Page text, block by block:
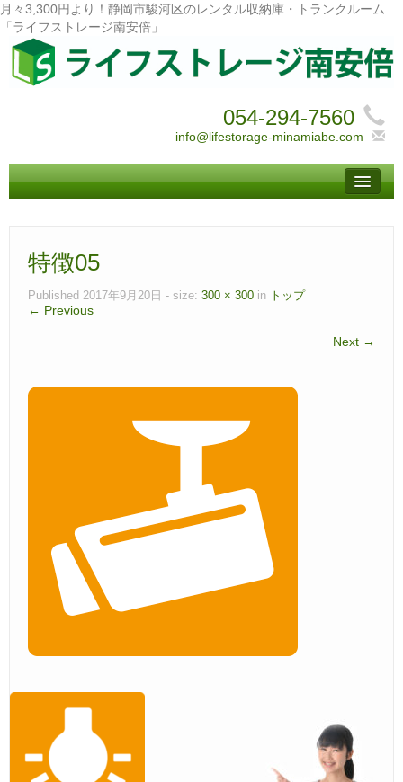
月々3,300円より！静岡市駿河区のレンタル収納庫・トランクルーム
「ライフストレージ南安倍」
054-294-7560
info@lifestorage-minamiabe.com
トップ
– Top –
サイズ料金
– Tour –
交通アクセス
– Access –
特徴05
Published 2017年9月20日 - size: 300 × 300 in トップ
← Previous
Next →